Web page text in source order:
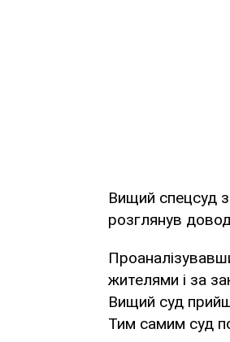
Вищий спецсуд з
розглянув
жителями і за
Вищий суд
Тим самим суд